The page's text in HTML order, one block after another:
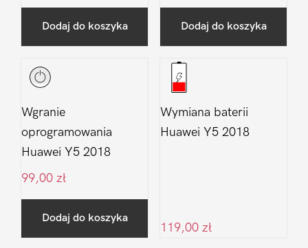
Dodaj do koszyka Dodaj do koszyka
Wgranie
oprogramowania
Huawei Y5 2018
99,00 zł
Dodaj do koszyka
Wymiana baterii
Huawei Y5 2018
119,00 zł